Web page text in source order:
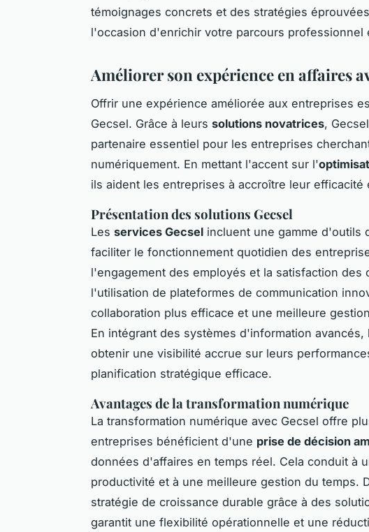
témoignages concrets et des stratégies
l'occasion d'enrichir votre parcours
Améliorer son expérience en affaires
Offrir une expérience améliorée aux entreprises
Gecsel. Grâce à leurs solutions novatrices,
partenaire essentiel pour les entreprises
numériquement. En mettant l'accent sur l'
ils aident les entreprises à accroître leur efficacité
Présentation des solutions Gecsel
Les services Gecsel incluent une gamme d'outils
faciliter le fonctionnement quotidien des
l'engagement des employés et la satisfaction des
l'utilisation de plateformes de communication
collaboration plus efficace et une meilleure
En intégrant des systèmes d'information
obtenir une visibilité accrue sur leurs
planification stratégique efficace.
Avantages de la transformation numérique
La transformation numérique avec Gecsel offre
entreprises bénéficient d'une prise de décision
données d'affaires en temps réel. Cela conduit à
productivité et à une meilleure gestion du temps.
stratégie de croissance durable grâce à des
garantit une flexibilité opérationnelle et une